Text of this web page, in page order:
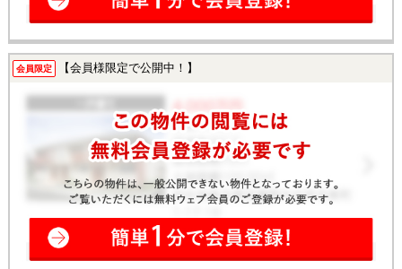
会員限定 【会員様限定で公開中！】